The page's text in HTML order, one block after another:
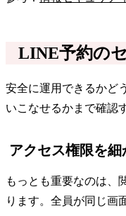
LINE予約の
安全に運用できるかど
いこなせるかまで確認
アクセス権限を
もっとも重要なのは、
ります。全員が同じ画